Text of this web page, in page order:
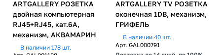
ARTGALLERY РОЗЕТКА
двойная компьютерная
RJ45+RJ45, кат.6А,
механизм, АКВАМАРИН
В наличии 178 шт.
ARTGALLERY TV РОЗЕТКА
оконечная 1DB, механизм,
ГРИФЕЛЬ
В наличии 40 шт.
Арт. GAL000791